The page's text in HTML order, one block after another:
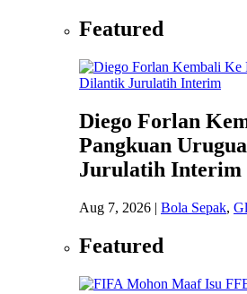
Featured
Diego Forlan
Pangkuan
Jurulatih Interim
Aug 7, 2026 | Bola Sepak,
Featured